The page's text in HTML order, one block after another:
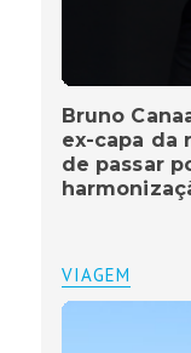
Bruno
ex-capa da
de passar
VIAGEM